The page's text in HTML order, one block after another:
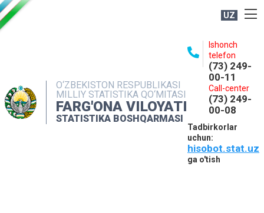
UZ
O‘ZBEKISTON RESPUBLIKASI
MILLIY STATISTIKA QO‘MITASI
FARG'ONA VILOYATI
STATISTIKA BOSHQARMASI
Ishonch
telefon
(73) 249-
00-11
Call-center
(73) 249-
00-08
Tadbirkorlar
uchun:
hisobot.stat.uz
ga o'tish
NASHRLAR
INTERAKTIV XIZMATLAR
MATBUOT XIZMATI